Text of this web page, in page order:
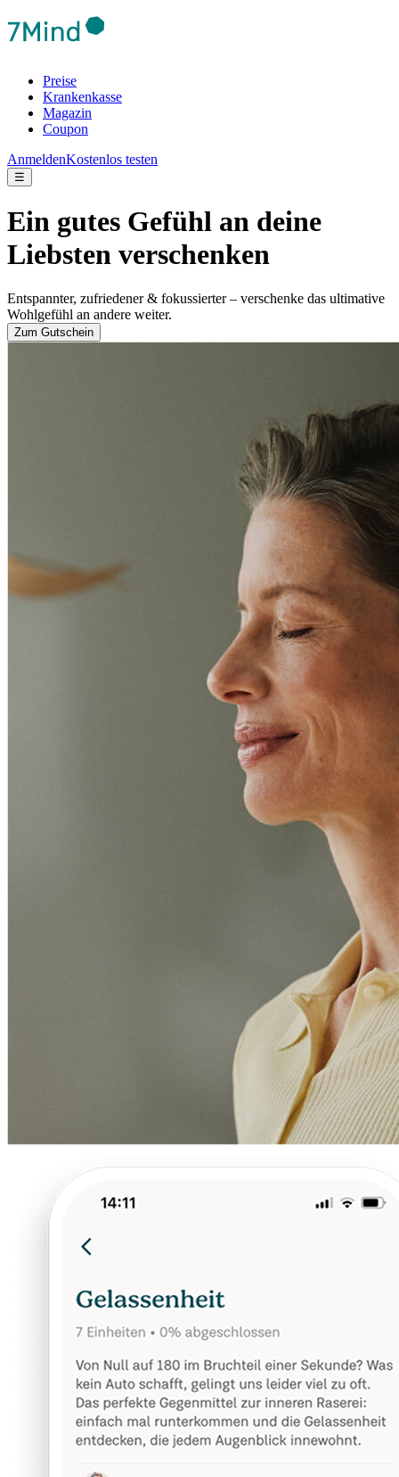
Preise
Krankenkasse
Magazin
Coupon
AnmeldenKostenlos testen
☰
Ein gutes Gefühl an deine
Liebsten verschenken
Entspannter, zufriedener & fokussierter – verschenke das ultimative
Wohlgefühl an andere weiter.
Zum Gutschein